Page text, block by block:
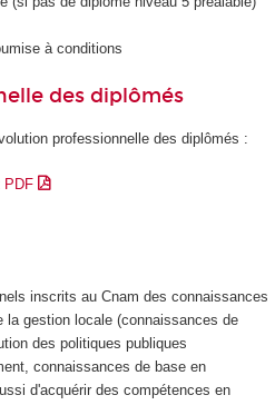
à conditions
des diplômés
professionnelle des diplômés :
PDF
inscrits au Cnam des connaissances
gestion locale (connaissances de
des politiques publiques
connaissances de base en
d'acquérir des compétences en